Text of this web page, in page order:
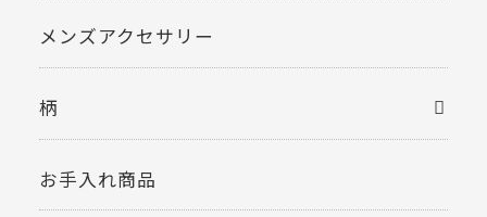
メンズアクセサリー
柄
お手入れ商品